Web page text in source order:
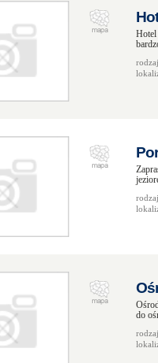
Hotel
do